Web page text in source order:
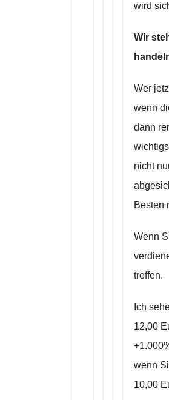
wird
Wir
Wer
wenn
dann
nicht
Besten
Wenn
treffen.
Ich
12,00
wenn
10,00